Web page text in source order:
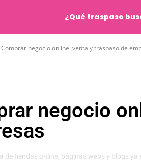
¿Qué traspaso
Comprar negocio online: venta y traspaso de
negocio
de tiendas online, páginas webs y blogs